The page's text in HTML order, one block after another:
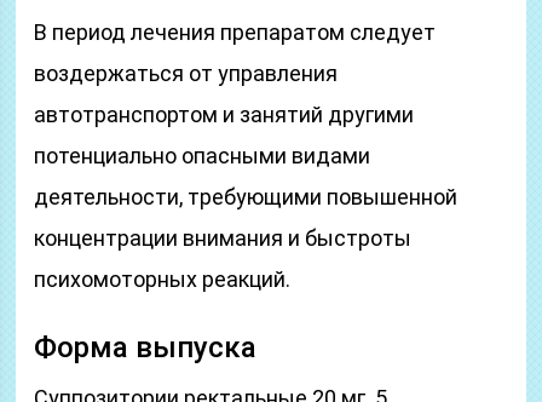
В период лечения препаратом следует
воздержаться от управления
автотранспортом и занятий другими
потенциально опасными видами
деятельности, требующими повышенной
концентрации внимания и быстроты
психомоторных реакций.
Форма выпуска